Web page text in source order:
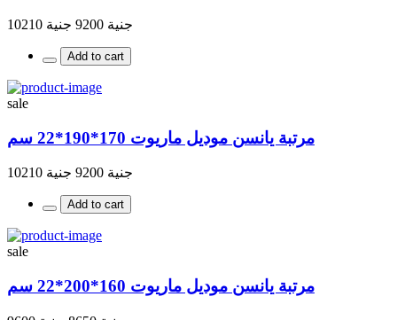
جنية 9200 جنية 10210
Add to cart
sale
مرتبة يانسن موديل ماريوت 170*190*22 سم
جنية 9200 جنية 10210
Add to cart
sale
مرتبة يانسن موديل ماريوت 160*200*22 سم